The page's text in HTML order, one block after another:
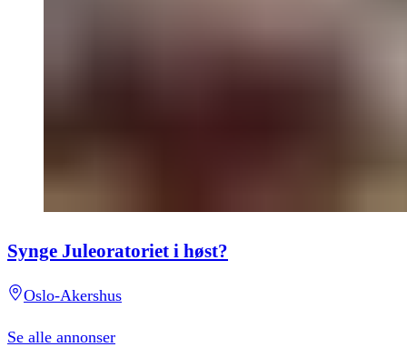
Synge Juleoratoriet i høst?
Oslo-Akershus
Se alle annonser